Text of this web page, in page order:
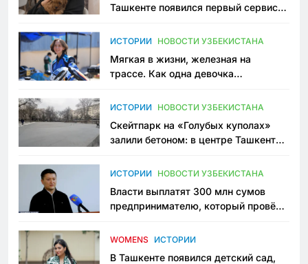
Ташкенте появился первый сервис
ИСТОРИИ НОВОСТИ УЗБЕКИСТАНА
Мягкая в жизни, железная на
трассе. Как одна девочка
Узбекистане
ИСТОРИИ НОВОСТИ УЗБЕКИСТАНА
Скейтпарк на «Голубых куполах»
залили бетоном: в центре Ташкента
пространство
ИСТОРИИ НОВОСТИ УЗБЕКИСТАНА
Власти выплатят 300 млн сумов
предпринимателю, который провёл
приговору
WOMENS ИСТОРИИ
В Ташкенте появился детский сад,